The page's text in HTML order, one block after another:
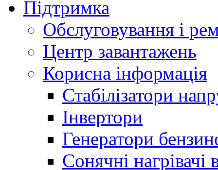
Підтримка
Обслуговування і
Центр завантажень
Корисна інформація
Стабілізатори
Інвертори
Генератори
Сонячні нагрівачі